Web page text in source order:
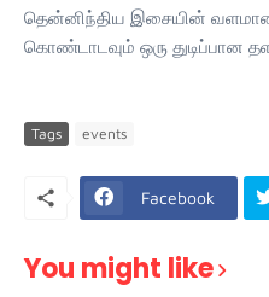
தென்னிந்திய இசையின் வளமான
கொண்டாடவும் ஒரு துடிப்பான
Tags events
Facebook
You might like